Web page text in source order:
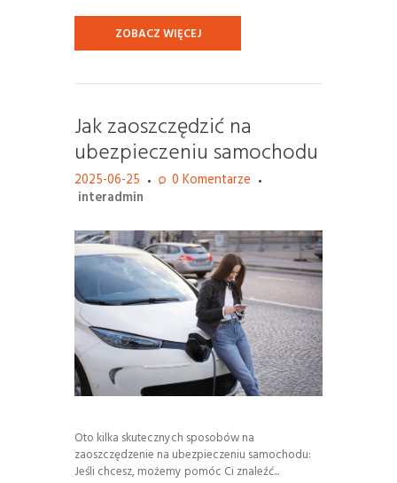
ZOBACZ WIĘCEJ
Jak zaoszczędzić na
ubezpieczeniu samochodu
2025-06-25 0 Komentarze
interadmin
Oto kilka skutecznych sposobów na
zaoszczędzenie na ubezpieczeniu samochodu:
Jeśli chcesz, możemy pomóc Ci znaleźć...